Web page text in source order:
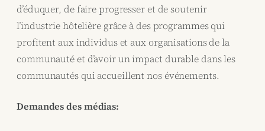
d’éduquer, de faire progresser et de soutenir
l’industrie hôtelière grâce à des programmes qui
profitent aux individus et aux organisations de la
communauté et d’avoir un impact durable dans les
communautés qui accueillent nos événements.
Demandes des médias: